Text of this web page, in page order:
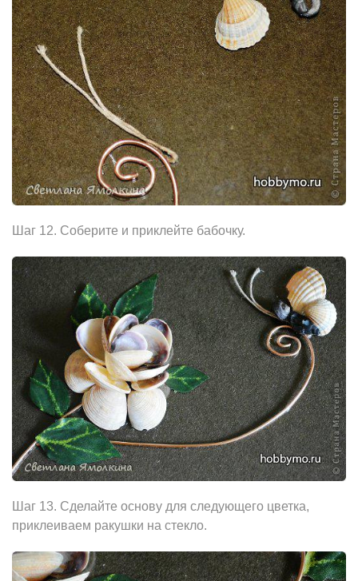
Шаг 12. Соберите и приклейте бабочку.
Шаг 13. Сделайте основу для следующего цветка,
приклеиваем ракушки на стекло.